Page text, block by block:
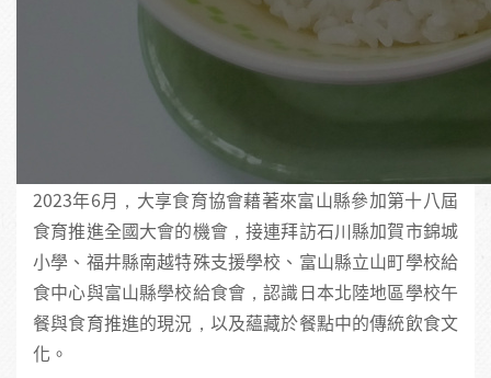
2023年6月，大享食育協會藉著來富山縣參加第十八屆
食育推進全國大會的機會，接連拜訪石川縣加賀市錦城
小學、福井縣南越特殊支援學校、富山縣立山町學校給
食中心與富山縣學校給食會，認識日本北陸地區學校午
餐與食育推進的現況，以及蘊藏於餐點中的傳統飲食文
化。